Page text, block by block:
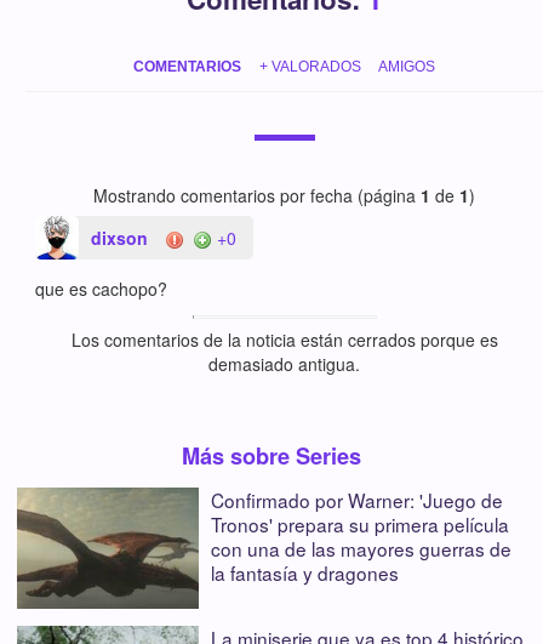
COMENTARIOS + VALORADOS AMIGOS
Mostrando comentarios por fecha (página 1 de 1)
dixson
+0
que es cachopo?
Los comentarios de la noticia están cerrados porque es
demasiado antigua.
Más sobre Series
Confirmado por Warner: 'Juego de
Tronos' prepara su primera película
con una de las mayores guerras de
la fantasía y dragones
La miniserie que ya es top 4 histórico